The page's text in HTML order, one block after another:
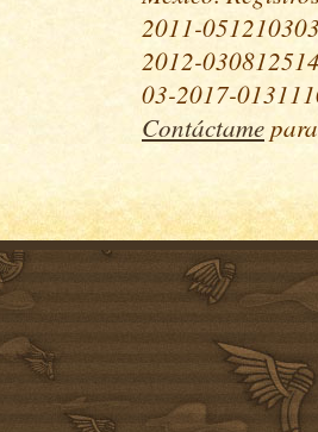
2011-
2012-
03-2017-
Contáctame